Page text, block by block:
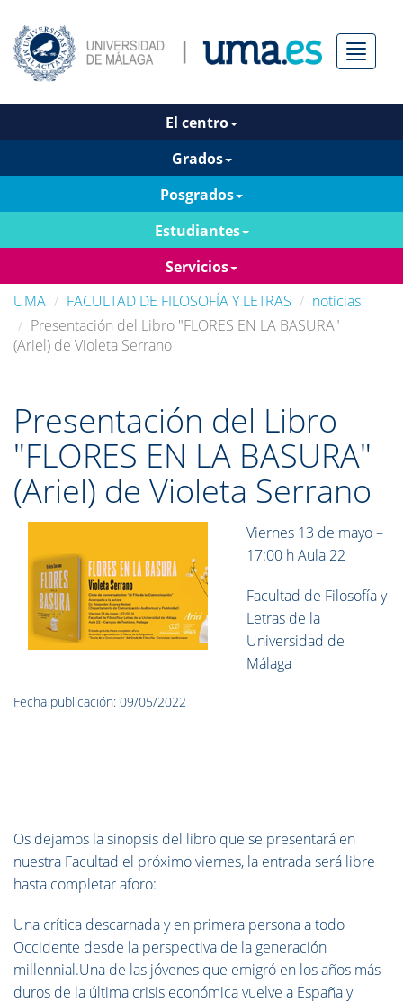
Menú
El centro
Grados
Posgrados
Estudiantes
Servicios
UMA
FACULTAD DE FILOSOFÍA Y LETRAS
noticias
Presentación del Libro "FLORES EN LA BASURA"
(Ariel) de Violeta Serrano
Presentación del Libro
"FLORES EN LA BASURA"
(Ariel) de Violeta Serrano
Viernes 13 de mayo –
17:00 h Aula 22
Facultad de Filosofía y
Letras de la
Universidad de
Málaga
Fecha publicación: 09/05/2022
Os dejamos la sinopsis del libro que se presentará en
nuestra Facultad el próximo viernes, la entrada será libre
hasta completar aforo:
Una crítica descarnada y en primera persona a todo
Occidente desde la perspectiva de la generación
millennial.Una de las jóvenes que emigró en los años más
duros de la última crisis económica vuelve a España y